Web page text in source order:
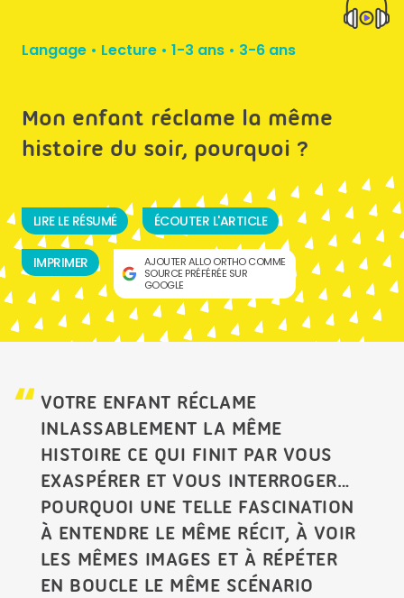
Langage • Lecture • 1-3 ans • 3-6 ans
Mon enfant réclame la même
histoire du soir, pourquoi ?
LIRE LE RÉSUMÉ ÉCOUTER L'ARTICLE
IMPRIMER
AJOUTER ALLO ORTHO COMME
SOURCE PRÉFÉRÉE SUR
GOOGLE
VOTRE ENFANT RÉCLAME
INLASSABLEMENT LA MÊME
HISTOIRE CE QUI FINIT PAR VOUS
EXASPÉRER ET VOUS INTERROGER…
POURQUOI UNE TELLE FASCINATION
À ENTENDRE LE MÊME RÉCIT, À VOIR
LES MÊMES IMAGES ET À RÉPÉTER
EN BOUCLE LE MÊME SCÉNARIO